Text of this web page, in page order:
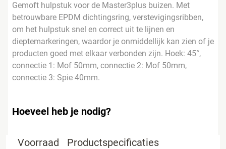
Gemoft hulpstuk voor de Master3plus buizen. Met
betrouwbare EPDM dichtingsring, verstevigingsribben,
om het hulpstuk snel en correct uit te lijnen en
dieptemarkeringen, waardor je onmiddellijk kan zien of je
producten goed met elkaar verbonden zijn. Hoek: 45°,
connectie 1: Mof 50mm, connectie 2: Mof 50mm,
connectie 3: Spie 40mm.
Hoeveel heb je nodig?
Voorraad
Productspecificaties